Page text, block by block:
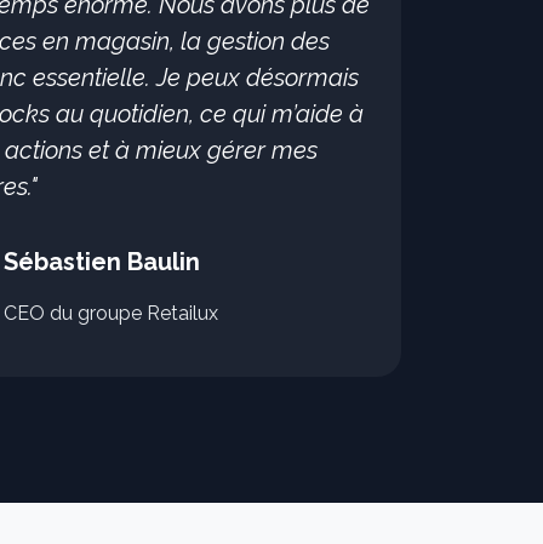
en magasin, la gestion des
essentielle. Je peux désormais
au quotidien, ce qui m’aide à
et à mieux gérer mes
Sébastien Baulin
CEO du groupe Retailux